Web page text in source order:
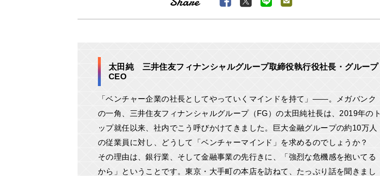
太田純 三井住友フィナンシャルグループ取締役執行役社長・グループ
CEO
「ベンチャー企業の社長としてやっていくマインドを持て」――。メガバンク
の一角、三井住友フィナンシャルグループ（FG）の太田純社長は、2019年のト
ップ就任以来、社内でこう呼びかけてきました。巨大金融グループの約10万人
の従業員に対し、どうして「ベンチャーマインド」を求めるのでしょうか？
その理由は、銀行業、そして金融事業の先行きに、「強烈な危機感を抱いてる
から」ということです。東京・大手町の本店を訪ねて、たっぷり話を聞きまし